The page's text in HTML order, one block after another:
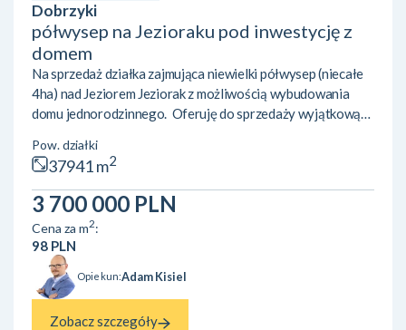
Dobrzyki
półwysep na Jezioraku pod inwestycję z
domem
Na sprzedaż działka zajmująca niewielki półwysep (niecałe
4ha) nad Jeziorem Jeziorak z możliwością wybudowania
domu jednorodzinnego. Oferuję do sprzedaży wyjątkową
ha), położoną na niewielkim półwyspie z niemal 400-
metrową linią brzegową Jeziora Jeziorak – najdłuższego
jeziora w Polsce. Teren objęty jest miejscowym planem
zagospodarowania przestrzennego gminy Zalewo.
Przeznaczenie: usługi turystyki wodnej oraz w części
tereny rolne. Da...
Pow. działki
37941 m2
3 700 000 PLN
Cena za m2:
98 PLN
Opiekun:Adam Kisiel
Zobacz szczegóły